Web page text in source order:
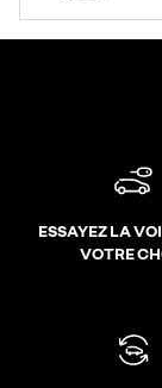
ESSAYEZ LA
VOTRE